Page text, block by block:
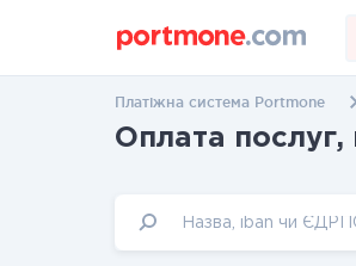
Платіжна система Portmone
Оплата послуг,